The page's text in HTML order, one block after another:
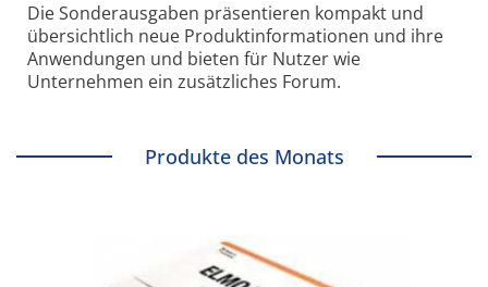
Die Sonder­ausgaben präsentieren kompakt und
übersichtlich neue Produkt­informationen und ihre
Anwendungen und bieten für Nutzer wie
Unternehmen ein zusätzliches Forum.
Produkte des Monats